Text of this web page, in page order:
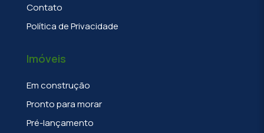
Contato
Política de Privacidade
Imóveis
Em construção
Pronto para morar
Pré-lançamento